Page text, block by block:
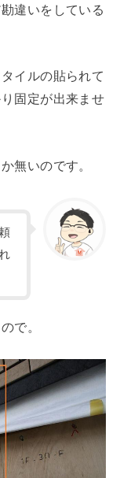
違いをしている
イルの貼られて
固定が出来ませ
無いのです。
で。